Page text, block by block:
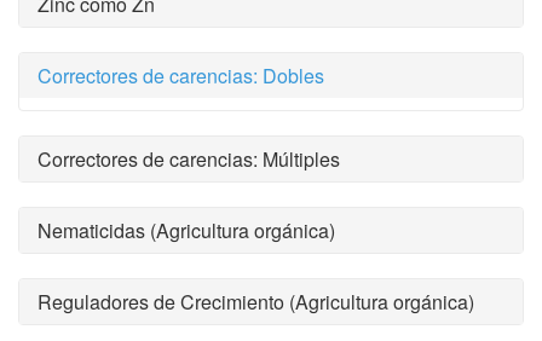
Correctores de carencias: Dobles
Correctores de carencias: Múltiples
Nematicidas (Agricultura orgánica)
Reguladores de Crecimiento (Agricultura orgánica)